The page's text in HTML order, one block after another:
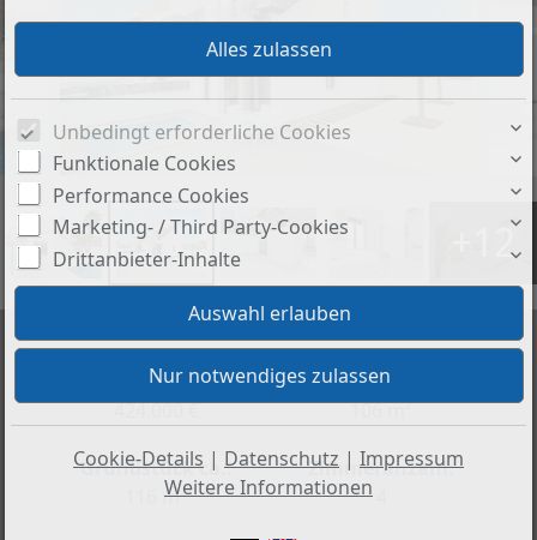
+12
Preis:
424.000 €
Wohnfläche ca.:
106 m²
Grundstück ca.:
116 m²
Zimmeranzahl:
Unbedingt erforderliche Cookies
Funktionale Cookies
Performance Cookies
Marketing- / Third Party-Cookies
Drittanbieter-Inhalte
Cookie-Details | Datenschutz | Impressum
Weitere Informationen